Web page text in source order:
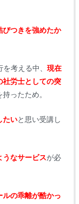
びつきを強めたか
考える中、 現在
社労士としての突
ったため。
たいと思い受講し
うなサービスが必
の乖離が酷かっ